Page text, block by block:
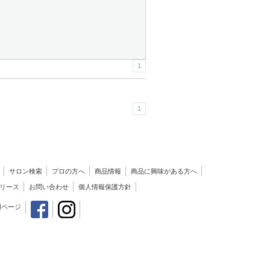
1
1
サロン検索 プロの方へ 商品情報 商品に興味がある方へ
ース お問い合わせ 個人情報保護方針
ージ